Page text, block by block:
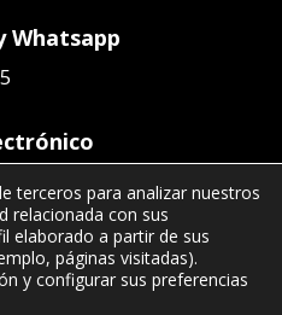
Whatsapp
terceros para analizar nuestros
relacionada con sus
elaborado a partir de sus
páginas visitadas).
y configurar sus preferencias